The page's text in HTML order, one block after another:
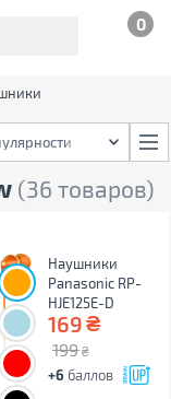
0
(36 товаров)
Наушники
Panasonic RP-
HJE125E-D
169₴
199 ₴
+6 баллов